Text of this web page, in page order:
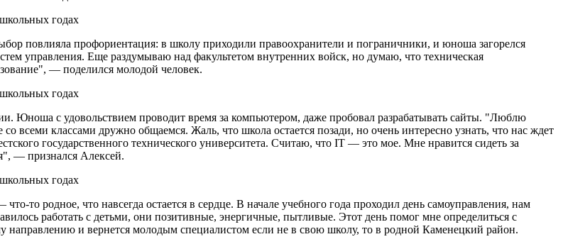
повлияла профориентация: в школу приходили правоохранители и пограничники, и юноша загорелся
управления. Еще раздумываю над факультетом внутренних войск, но думаю, что техническая
— поделился молодой человек.
Юноша с удовольствием проводит время за компьютером, даже пробовал разрабатывать сайты. "Люблю
всеми классами дружно общаемся. Жаль, что школа остается позади, но очень интересно узнать, что нас ждет
государственного технического университета. Считаю, что IT — это мое. Мне нравится сидеть за
— признался Алексей.
то родное, что навсегда остается в сердце. В начале учебного года проходил день самоуправления, нам
работать с детьми, они позитивные, энергичные, пытливые. Этот день помог мне определиться с
и вернется молодым специалистом если не в свою школу, то в родной Каменецкий район.